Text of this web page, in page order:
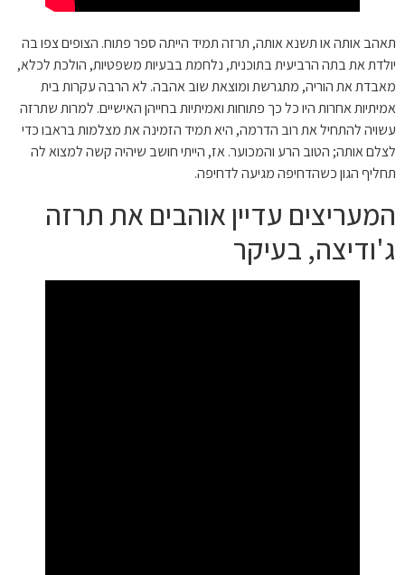
תאהב אותה או תשנא אותה, תרזה תמיד הייתה ספר פתוח. הצופים צפו בה
יולדת את בתה הרביעית בתוכנית, נלחמת בבעיות משפטיות, הולכת לכלא,
מאבדת את הוריה, מתגרשת ומוצאת שוב אהבה. לא הרבה עקרות בית
אמיתיות אחרות היו כל כך פתוחות ואמיתיות בחייהן האישיים. למרות שתרזה
עשויה להתחיל את רוב הדרמה, היא תמיד הזמינה את מצלמות בראבו כדי
לצלם אותה; הטוב הרע והמכוער. אז, הייתי חושב שיהיה קשה למצוא לה
תחליף הגון כשהדחיפה מגיעה לדחיפה.
המעריצים עדיין אוהבים את תרזה
ג'ודיצה, בעיקר